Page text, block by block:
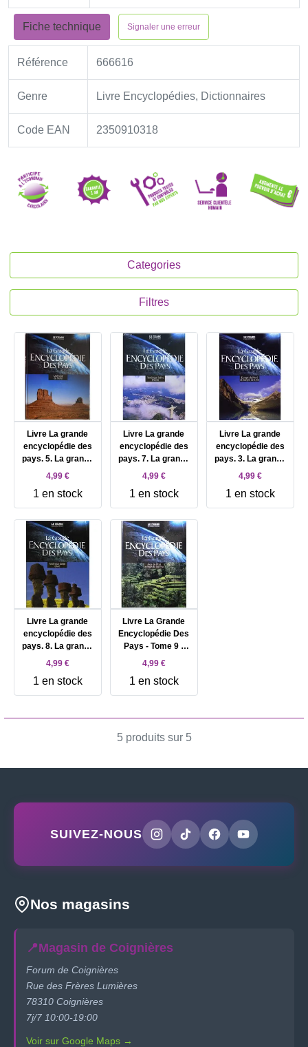
Fiche technique Signaler une erreur
Référence 666616
Genre Livre Encyclopédies, Dictionnaires
Code EAN 2350910318
Categories
Filtres
Livre La grande
encyclopédie des
pays. 5. La grande
encyclopédie des
Nord. Volume :
Tome 5
4,99 €
1 en stock
Livre La grande
encyclopédie des
pays. 7. La grande
encyclopédie des
latine, Nord.
Volume : Tome 7
4,99 €
1 en stock
Livre La grande
encyclopédie des
pays. 3. La grande
encyclopédie des
Nord et de l'Est.
Volume : Tome 3
4,99 €
1 en stock
Livre La grande
encyclopédie des
pays. 8. La grande
encyclopédie des
latine, Sud. Volume
: Tome 8
4,99 €
1 en stock
Livre La Grande
Encyclopédie Des
Pays - Tome 9 -
Asie de l'Est et
4,99 €
1 en stock
5 produits sur 5
SUIVEZ-NOUS
Nos magasins
📍Magasin de Coignières
Forum de Coignières
Rue des Frères Lumières
78310 Coignières
7j/7 10:00-19:00
Voir sur Google Maps →